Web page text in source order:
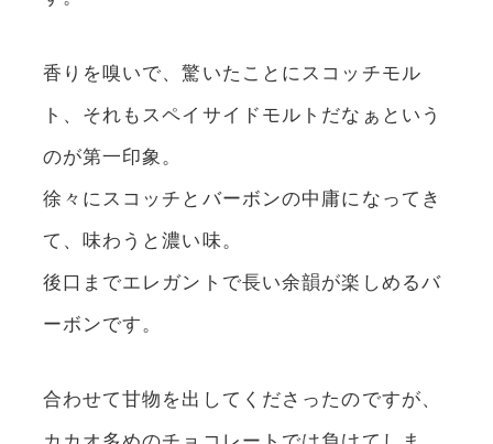
香りを嗅いで、驚いたことにスコッチモル
ト、それもスペイサイドモルトだなぁという
のが第一印象。
徐々にスコッチとバーボンの中庸になってき
て、味わうと濃い味。
後口までエレガントで長い余韻が楽しめるバ
ーボンです。
合わせて甘物を出してくださったのですが、